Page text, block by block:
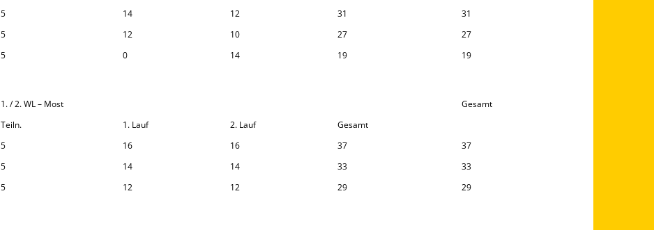
5 14 12 31
31
5 12 10 27
27
5 0 14 19 19
1. / 2. WL – Most
Gesamt
Teiln.
1. Lauf 2. Lauf
Gesamt
5 16 16 37
37
5 14 14 33
33
5 12 12 29 29